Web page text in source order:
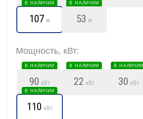
107
В НАЛИЧИИ
м 53
В НАЛИЧИИ
м
Мощность, кВт:
90
В НАЛИЧИИ
кВт 22
В НАЛИЧИИ
кВт 30
В НАЛИЧИИ
кВт
110
В НАЛИЧИИ
кВт